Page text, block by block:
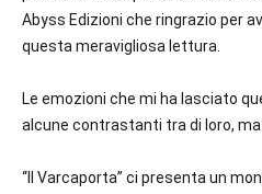
Abyss Edizioni che ringrazio per
questa meravigliosa lettura.
Le emozioni che mi ha lasciato
alcune contrastanti tra di loro,
“Il Varcaporta” ci presenta un